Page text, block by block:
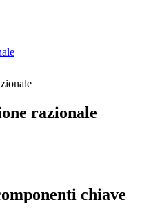
razionale
chiave